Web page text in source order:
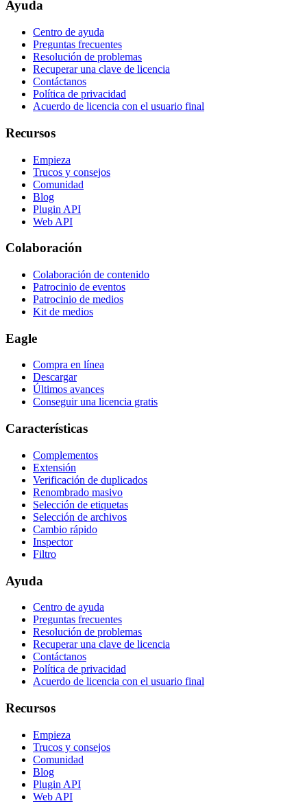
Ayuda
Centro de ayuda
Preguntas frecuentes
Resolución de problemas
Recuperar una clave de licencia
Contáctanos
Política de privacidad
Acuerdo de licencia con el usuario final
Recursos
Empieza
Trucos y consejos
Comunidad
Blog
Plugin API
Web API
Colaboración
Colaboración de contenido
Patrocinio de eventos
Patrocinio de medios
Kit de medios
Eagle
Compra en línea
Descargar
Últimos avances
Conseguir una licencia gratis
Características
Complementos
Extensión
Verificación de duplicados
Renombrado masivo
Selección de etiquetas
Selección de archivos
Cambio rápido
Inspector
Filtro
Ayuda
Centro de ayuda
Preguntas frecuentes
Resolución de problemas
Recuperar una clave de licencia
Contáctanos
Política de privacidad
Acuerdo de licencia con el usuario final
Recursos
Empieza
Trucos y consejos
Comunidad
Blog
Plugin API
Web API